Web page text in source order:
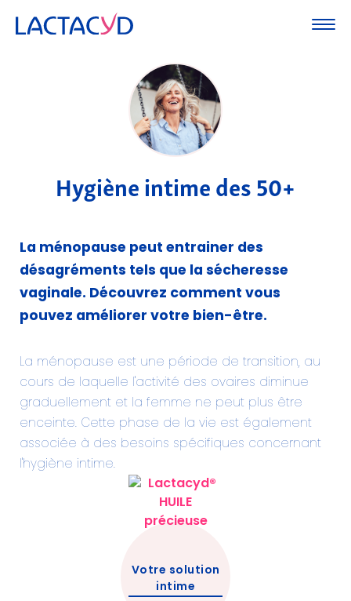
Hygiène intime des 50+
La ménopause peut entrainer des
désagréments tels que la sécheresse
vaginale. Découvrez comment vous
pouvez améliorer votre bien-être.
La ménopause est une période de transition, au
cours de laquelle l'activité des ovaires diminue
graduellement et la femme ne peut plus être
enceinte. Cette phase de la vie est également
associée à des besoins spécifiques concernant
l'hygiène intime.
Votre solution
intime